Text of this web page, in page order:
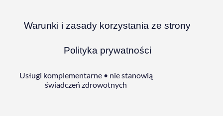
Warunki i zasady korzystania ze strony
Polityka prywatności
Usługi komplementarne • nie stanowią
świadczeń zdrowotnych